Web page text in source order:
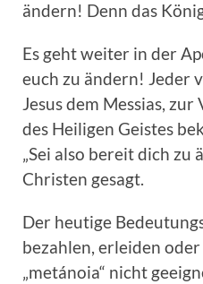
ändern! Denn das
Es geht weiter in der
euch zu ändern! Jeder
Jesus dem Messias,
des Heiligen Geistes
„Sei also bereit dich zu
Christen gesagt.
Der heutige
bezahlen, erleiden
„metánoia“ nicht